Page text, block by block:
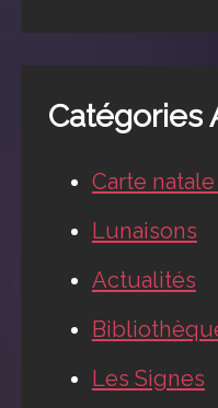
Catégories
Carte
Lunaisons
Actualités
Les Signes